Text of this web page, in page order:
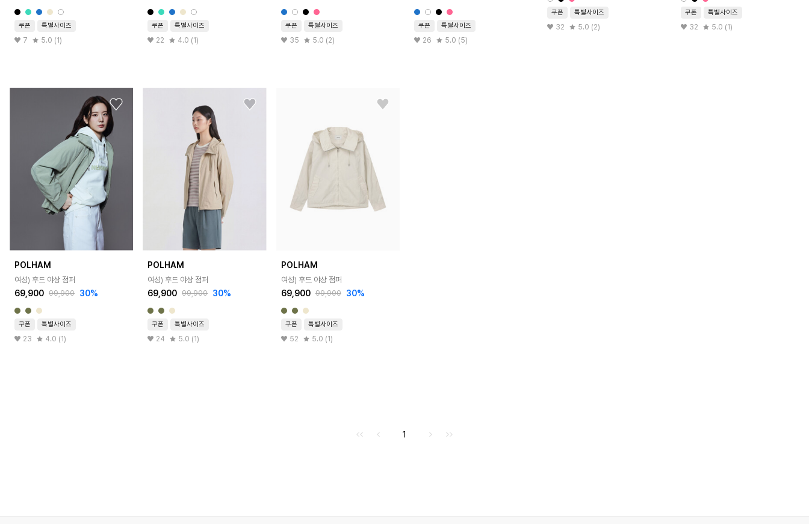
쿠폰 특별사이즈
7 5.0 (1)
쿠폰 특별사이즈
22 4.0 (1)
쿠폰 특별사이즈
35 5.0 (2)
쿠폰 특별사이즈
26 5.0 (5)
쿠폰 특별사이즈
32 5.0 (2)
쿠폰 특별사이즈
32 5.0 (1)
POLHAM
여성) 후드 야상 점퍼
69,900 99,900 30%
쿠폰 특별사이즈
23 4.0 (1)
POLHAM
여성) 후드 야상 점퍼
69,900 99,900 30%
쿠폰 특별사이즈
24 5.0 (1)
POLHAM
여성) 후드 야상 점퍼
69,900 99,900 30%
쿠폰 특별사이즈
52 5.0 (1)
이전으로
1다음으로